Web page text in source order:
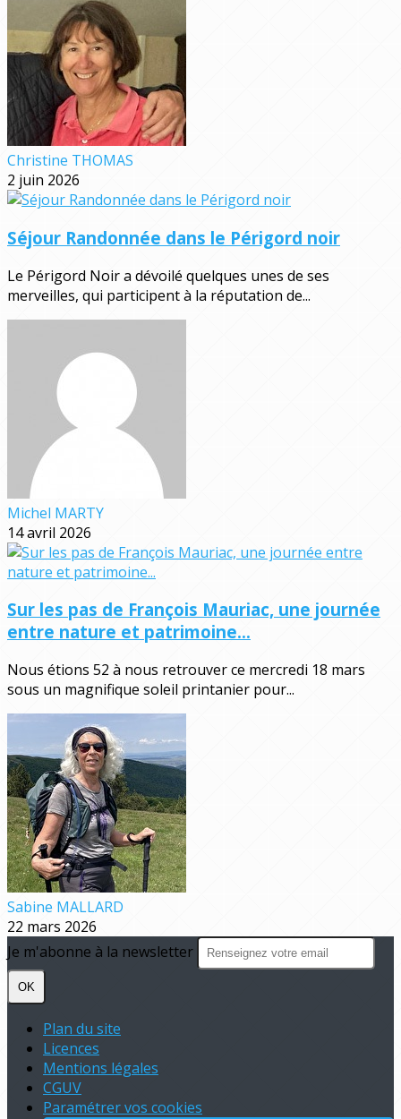
Christine THOMAS
2 juin 2026
Séjour Randonnée dans le Périgord noir
Le Périgord Noir a dévoilé quelques unes de ses
merveilles, qui participent à la réputation de...
Michel MARTY
14 avril 2026
Sur les pas de François Mauriac, une journée
entre nature et patrimoine...
Nous étions 52 à nous retrouver ce mercredi 18 mars
sous un magnifique soleil printanier pour...
Sabine MALLARD
22 mars 2026
Je m'abonne à la newsletter
OK
Plan du site
Licences
Mentions légales
CGUV
Paramétrer vos cookies